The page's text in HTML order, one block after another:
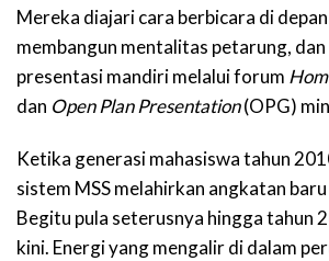
Mereka diajari cara berbicara di
membangun mentalitas petarung,
presentasi mandiri melalui forum
dan Open Plan Presentation(OPG)
Ketika generasi mahasiswa tahun
sistem MSS melahirkan angkatan
Begitu pula seterusnya hingga tahun
kini. Energi yang mengalir di dalam